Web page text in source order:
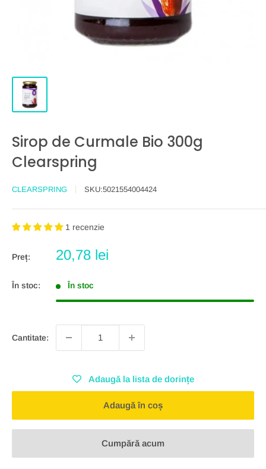
Sirop de Curmale Bio 300g
Clearspring
CLEARSPRING SKU:5021554004424
1 recenzie
Preț:
Preț
20,78 lei
În stoc: În stoc
Cantitate:
Adaugă la lista de dorințe
Adaugă în coș
Cumpără acum